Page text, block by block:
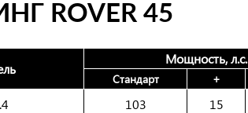
ROVER 45
Мощность, л.с.
Стандарт +
103 15